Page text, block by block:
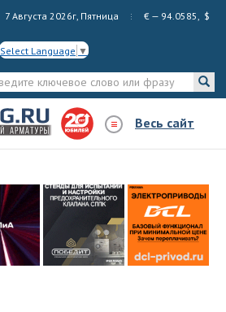
7 Августа 2026г, Пятница € — 94.0585, $
Select Language ▼
Весь сайт